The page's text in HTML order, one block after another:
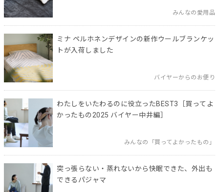
みんなの愛用品
バイヤーからのお便り
ミナ ペルホネンデザインの新作ウールブランケッ
トが入荷しました
みんなの「買ってよかったもの」
わたしをいたわるのに役立ったBEST3［買ってよ
かったもの2025 バイヤー中井編］
突っ張らない・蒸れないから快眠できた、外出も
できるパジャマ